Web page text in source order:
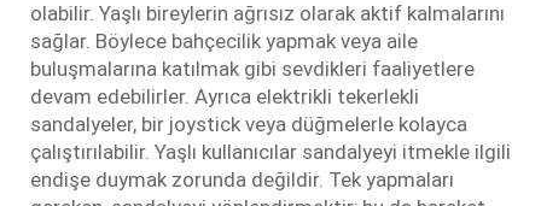
olabilir. Yaşlı bireylerin ağrısız olarak aktif kalmalarını
sağlar. Böylece bahçecilik yapmak veya aile
buluşmalarına katılmak gibi sevdikleri faaliyetlere
devam edebilirler. Ayrıca elektrikli tekerlekli
sandalyeler, bir joystick veya düğmelerle kolayca
çalıştırılabilir. Yaşlı kullanıcılar sandalyeyi itmekle ilgili
endişe duymak zorunda değildir. Tek yapmaları